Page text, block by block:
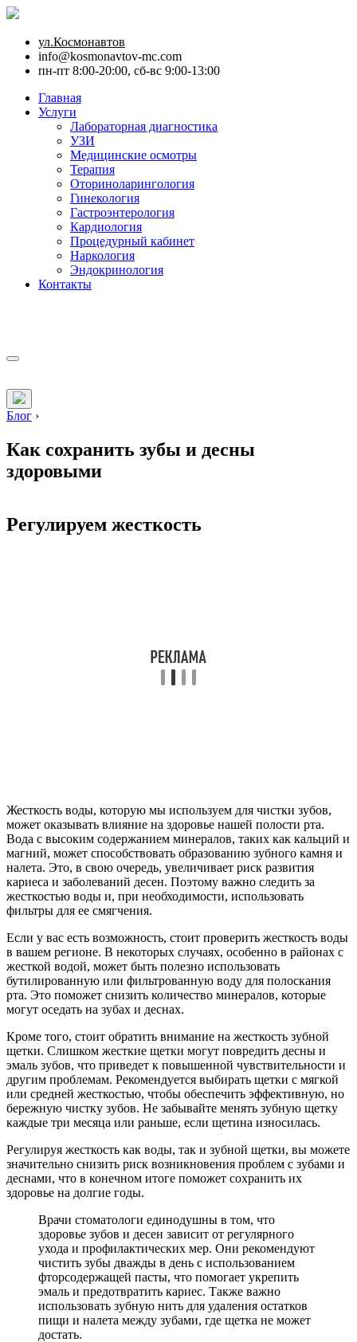
ул.Космонавтов
info@kosmonavtov-mc.com
пн-пт 8:00-20:00, сб-вс 9:00-13:00
Главная
Услуги
Лабораторная диагностика
УЗИ
Медицинские осмотры
Терапия
Оториноларингология
Гинекология
Гастроэнтерология
Кардиология
Процедурный кабинет
Наркология
Эндокринология
Контакты
Блог ›
Как сохранить зубы и десны
здоровыми
Регулируем жесткость
Жесткость воды, которую мы используем для чистки зубов,
может оказывать влияние на здоровье нашей полости рта.
Вода с высоким содержанием минералов, таких как кальций и
магний, может способствовать образованию зубного камня и
налета. Это, в свою очередь, увеличивает риск развития
кариеса и заболеваний десен. Поэтому важно следить за
жесткостью воды и, при необходимости, использовать
фильтры для ее смягчения.
Если у вас есть возможность, стоит проверить жесткость воды
в вашем регионе. В некоторых случаях, особенно в районах с
жесткой водой, может быть полезно использовать
бутилированную или фильтрованную воду для полоскания
рта. Это поможет снизить количество минералов, которые
могут оседать на зубах и деснах.
Кроме того, стоит обратить внимание на жесткость зубной
щетки. Слишком жесткие щетки могут повредить десны и
эмаль зубов, что приведет к повышенной чувствительности и
другим проблемам. Рекомендуется выбирать щетки с мягкой
или средней жесткостью, чтобы обеспечить эффективную, но
бережную чистку зубов. Не забывайте менять зубную щетку
каждые три месяца или раньше, если щетина износилась.
Регулируя жесткость как воды, так и зубной щетки, вы можете
значительно снизить риск возникновения проблем с зубами и
деснами, что в конечном итоге поможет сохранить их
здоровье на долгие годы.
Врачи стоматологи единодушны в том, что
здоровье зубов и десен зависит от регулярного
ухода и профилактических мер. Они рекомендуют
чистить зубы дважды в день с использованием
фторсодержащей пасты, что помогает укрепить
эмаль и предотвратить кариес. Также важно
использовать зубную нить для удаления остатков
пищи и налета между зубами, где щетка не может
достать.